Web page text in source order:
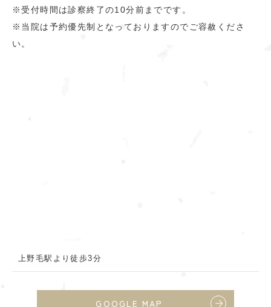
※受付時間は診察終了の10分前までです。
※当院は予約優先制となっておりますのでご容赦くださ
い。
上野毛駅より徒歩3分
GOOGLE MAP